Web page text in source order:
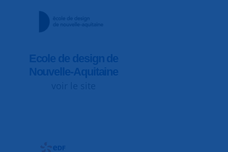
Ecole de design de
Nouvelle-Aquitaine